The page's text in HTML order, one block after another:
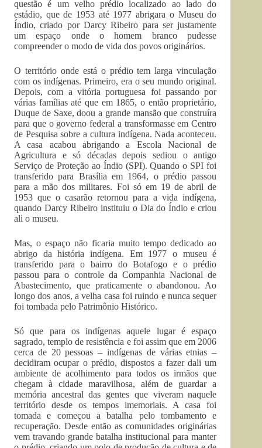
questão é um velho prédio localizado ao lado do
estádio, que de 1953 até 1977 abrigara o Museu do
Índio, criado por Darcy Ribeiro para ser justamente
um espaço onde o homem branco pudesse
compreender o modo de vida dos povos originários.
O território onde está o prédio tem larga vinculação
com os indígenas. Primeiro, era o seu mundo original.
Depois, com a vitória portuguesa foi passando por
várias famílias até que em 1865, o então proprietário,
Duque de Saxe, doou a grande mansão que construíra
para que o governo federal a transformasse em Centro
de Pesquisa sobre a cultura indígena. Nada aconteceu.
A casa acabou abrigando a Escola Nacional de
Agricultura e só décadas depois sediou o antigo
Serviço de Proteção ao Índio (SPI). Quando o SPI foi
transferido para Brasília em 1964, o prédio passou
para a mão dos militares. Foi só em 19 de abril de
1953 que o casarão retornou para a vida indígena,
quando Darcy Ribeiro instituiu o Dia do Índio e criou
ali o museu.
Mas, o espaço não ficaria muito tempo dedicado ao
abrigo da história indígena. Em 1977 o museu é
transferido para o bairro do Botafogo e o prédio
passou para o controle da Companhia Nacional de
Abastecimento, que praticamente o abandonou. Ao
longo dos anos, a velha casa foi ruindo e nunca sequer
foi tombada pelo Patrimônio Histórico.
Só que para os indígenas aquele lugar é espaço
sagrado, templo de resistência e foi assim que em 2006
cerca de 20 pessoas – indígenas de várias etnias –
decidiram ocupar o prédio, dispostos a fazer dali um
ambiente de acolhimento para todos os irmãos que
chegam à cidade maravilhosa, além de guardar a
memória ancestral das gentes que viveram naquele
território desde os tempos imemoriais. A casa foi
tomada e começou a batalha pelo tombamento e
recuperação. Desde então as comunidades originárias
vem travando grande batalha institucional para manter